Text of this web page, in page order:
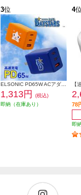
3位
1,313円
(税込)
即納（在庫あり）
4
78
即